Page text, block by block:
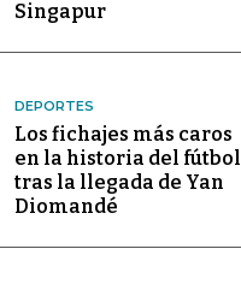
Singapur
DEPORTES
Los fichajes más caros
en la historia del fútbol
tras la llegada de Yan
Diomandé